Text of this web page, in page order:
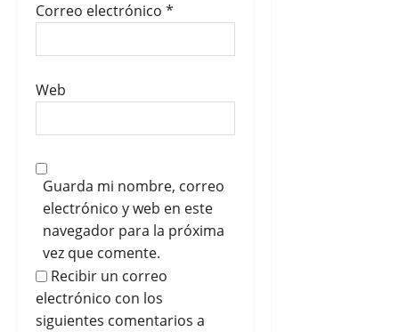
Correo electrónico *
Web
Guarda mi nombre, correo
electrónico y web en este
navegador para la próxima
vez que comente.
Recibir un correo
electrónico con los
siguientes comentarios a